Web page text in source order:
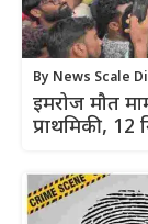
By News Scale
इमरोज मौत
प्राथमिकी, 12